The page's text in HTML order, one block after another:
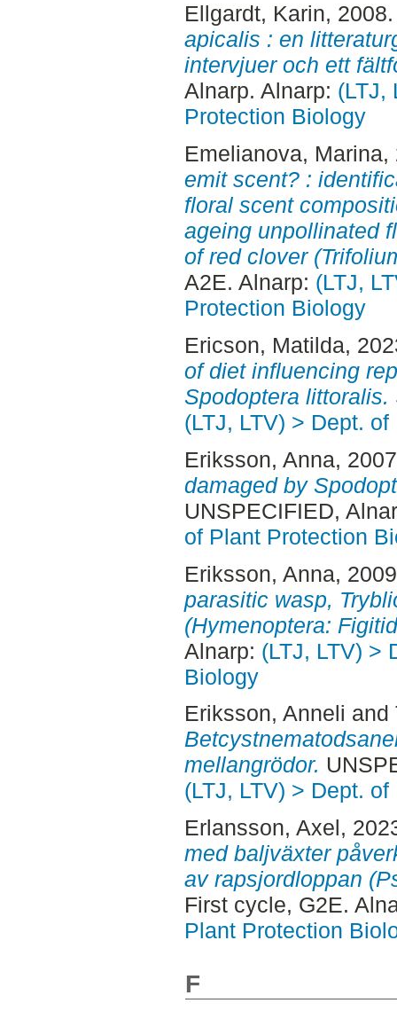
Ellgardt, Karin,
apicalis : en
intervjuer och ett
Alnarp. Alnarp: (LTJ,
Protection Biology
Emelianova, Marina,
emit scent? :
floral scent
ageing unpollinated
of red clover
A2E. Alnarp: (LTJ,
Protection Biology
Ericson, Matilda,
of diet influencing
Spodoptera littoralis.
(LTJ, LTV) > Dept.
Eriksson, Anna,
damaged by
UNSPECIFIED,
of Plant Protection
Eriksson, Anna,
parasitic wasp,
(Hymenoptera:
Alnarp: (LTJ, LTV) >
Biology
Eriksson, Anneli and
mellangrödor.
(LTJ, LTV) > Dept.
Erlansson, Axel,
med baljväxter
av rapsjordloppan
First cycle, G2E.
Plant Protection
F